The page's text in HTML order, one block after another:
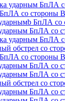
ударным БпЛА
БпЛА со стороны
ударнымb БпЛА
ударным БпЛА со
ударным БпЛА
обстрел со
БпЛА со стороны
ударным БпЛА со
ударным БпЛА со
обстрел со
ударным БпЛА со